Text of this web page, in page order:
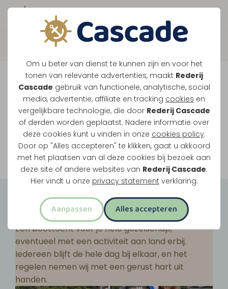
Om u beter van dienst te kunnen zijn en voor het
tonen van relevante advertenties, maakt Rederij
Cascade gebruik van functionele, analytische, social
media, advertentie, affiliate en tracking cookies en
vergelijkbare technologie, die door Rederij Cascade
of derden worden geplaatst. Nadere informatie over
deze cookies kunt u vinden in onze cookies policy.
Door op "Alles accepteren" te klikken, gaat u akkoord
met het plaatsen van al deze cookies bij bezoek aan
deze site of andere websites van Rederij Cascade.
Hier vindt u onze privacy statement verklaring.
Aanpassen Alles accepteren
Boek direct je vaart
Vaar je mee over de
Maasplassen?
Ondanks de lage waterstanden gaan
onze vaarten gewoon door.
Bekijk onze rondvaarten
Groepsuitjes
Een boottocht voor je hele gezelschap,
eventueel met een activiteit aan land erbij.
Iedereen blijft de hele dag bij elkaar, en het
regelen nemen wij met een gerust hart uit
handen.